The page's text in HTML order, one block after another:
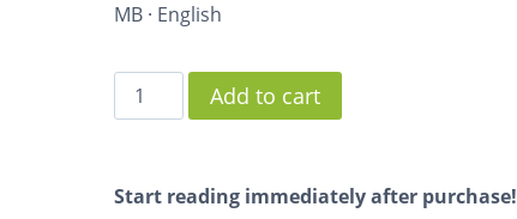
MB · English
Add to cart
Start reading immediately after purchase!